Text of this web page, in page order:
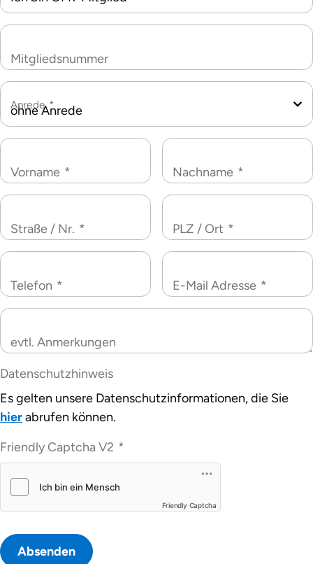
Mitgliedsnummer
Anrede*
Vorname * Nachname *
Straße / Nr. * PLZ / Ort *
Telefon * E-Mail Adresse *
evtl. Anmerkungen
Datenschutzhinweis
Es gelten unsere Datenschutzinformationen, die Sie
hierabrufen können.
Friendly Captcha V2 *
Friendly Captcha
Absenden